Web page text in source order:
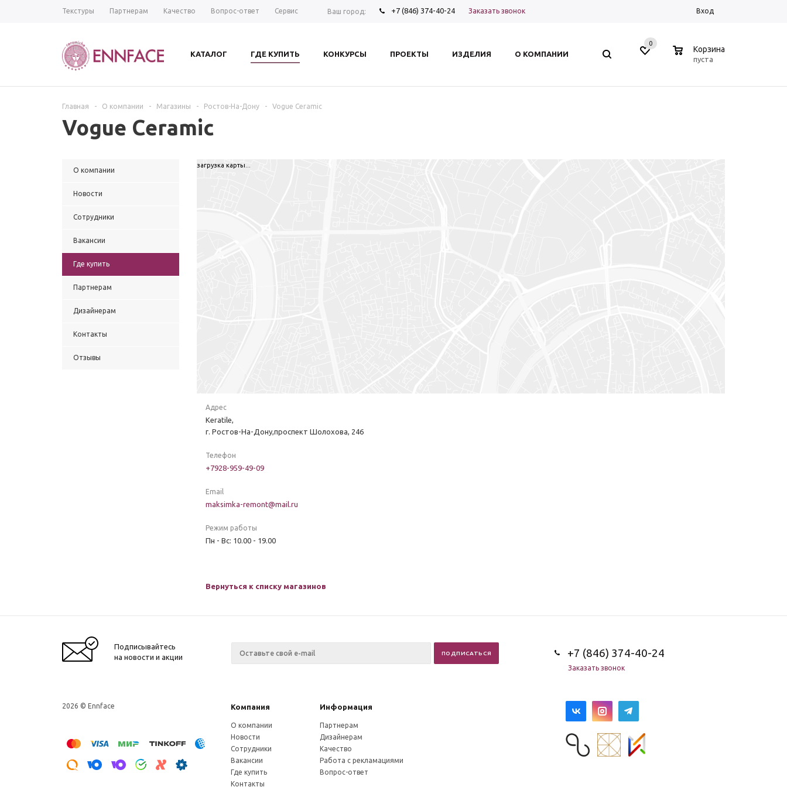
Текстуры Партнерам Качество Вопрос-ответ Сервис Ваш город: +7 (846) 374-40-24 Заказать звонок Вход
КАТАЛОГ ГДЕ КУПИТЬ КОНКУРСЫ ПРОЕКТЫ ИЗДЕЛИЯ О КОМПАНИИ
0
Корзина
пуста
Главная - О компании - Магазины - Ростов-На-Дону - Vogue Ceramic
Vogue Ceramic
О компании
Новости
Сотрудники
Вакансии
Где купить
Партнерам
Дизайнерам
Контакты
Отзывы
загрузка карты...
Адрес
Keratile,
г. Ростов-На-Дону,проспект Шолохова, 246
Телефон
+7928-959-49-09
Email
maksimka-remont@mail.ru
Режим работы
Пн - Вс: 10.00 - 19.00
Вернуться к списку магазинов
Подписывайтесь
на новости и акции
+7 (846) 374-40-24
Заказать звонок
2026 © Ennface Компания Информация
О компании
Новости
Сотрудники
Вакансии
Где купить
Контакты
Партнерам
Дизайнерам
Качество
Работа с рекламациями
Вопрос-ответ